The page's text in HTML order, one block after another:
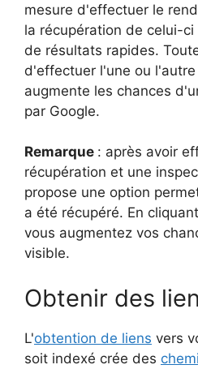
mesure d'effectuer le
la récupération de celui-
de résultats rapides.
d'effectuer l'une ou
augmente les chances
par Google.
Remarque : après avoir
récupération et une
propose une option
a été récupéré. En
vous augmentez vos
visible.
Obtenir des
L'obtention de liens vers
soit indexé crée des